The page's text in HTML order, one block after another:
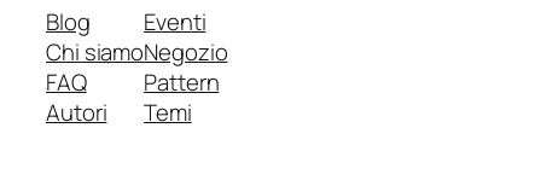
Blog
Chi siamo
FAQ
Autori
Eventi
Negozio
Pattern
Temi